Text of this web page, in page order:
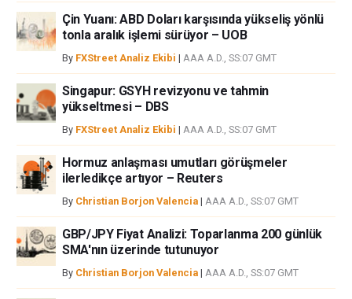
bağımsız yazarların görüşlerini doğrulamak zorunda değildir.
FXStreet’de verilen herhangi bir görüş, haber, araştırma, analiz, fiyatlar
veya fxstreet.comtarafından bu sitede yayınlanan bilgiler çalışanlar,
ortaklar yada katkıda bulunanlar tarafından genel piyasa yorumu olarak
bilgilerin kullanımı nedeniyle doğrudan yada dolaylı olarak ortaya
çıkabilecek herhangi bir kar kaybı herhangi bir sınırlama olmaksızın
herhangi bir kayıp ya da hasar için sorumluluk kabul etmemektedir.
Çin Yuanı: ABD Doları karşısında yükseliş yönlü
tonla aralık işlemi sürüyor – UOB
By FXStreet Analiz Ekibi | AAA A.D., SS:07 GMT
Singapur: GSYH revizyonu ve tahmin
yükseltmesi – DBS
By FXStreet Analiz Ekibi | AAA A.D., SS:07 GMT
Hormuz anlaşması umutları görüşmeler
ilerledikçe artıyor – Reuters
By Christian Borjon Valencia | AAA A.D., SS:07 GMT
GBP/JPY Fiyat Analizi: Toparlanma 200 günlük
SMA'nın üzerinde tutunuyor
By Christian Borjon Valencia | AAA A.D., SS:07 GMT